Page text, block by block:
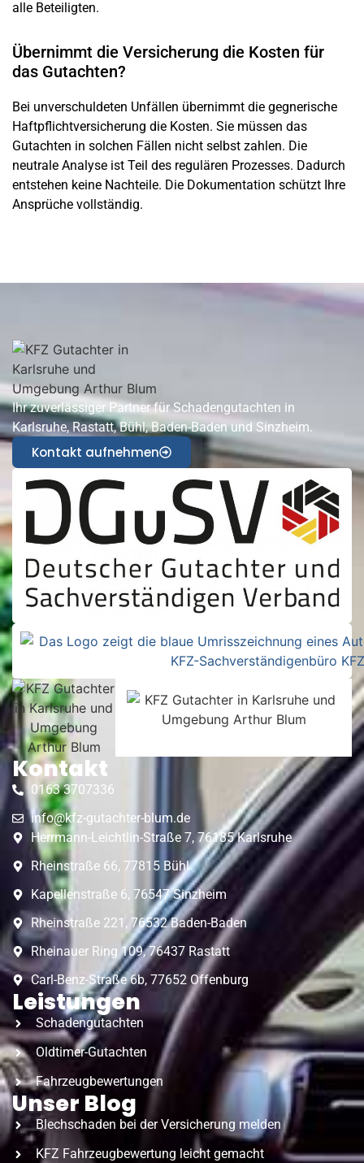
alle Beteiligten.
Übernimmt die Versicherung die Kosten für
das Gutachten?
Bei unverschuldeten Unfällen übernimmt die gegnerische
Haftpflichtversicherung die Kosten. Sie müssen das
Gutachten in solchen Fällen nicht selbst zahlen. Die
neutrale Analyse ist Teil des regulären Prozesses. Dadurch
entstehen keine Nachteile. Die Dokumentation schützt Ihre
Ansprüche vollständig.
Ihr zuverlässiger Partner für Schadengutachten in
Karlsruhe, Rastatt, Bühl, Baden-Baden und Sinzheim.
Kontakt aufnehmen
Kontakt
0163 3707336
info@kfz-gutachter-blum.de
Herrmann-Leichtlin-Straße 7, 76185 Karlsruhe
Rheinstraße 66, 77815 Bühl
Kapellenstraße 6, 76547 Sinzheim
Rheinstraße 221, 76532 Baden-Baden
Rheinauer Ring 109, 76437 Rastatt
Carl-Benz-Straße 6b, 77652 Offenburg
Leistungen
Schadengutachten
Oldtimer-Gutachten
Fahrzeugbewertungen
Unser Blog
Blechschaden bei der Versicherung melden
KFZ Fahrzeugbewertung leicht gemacht